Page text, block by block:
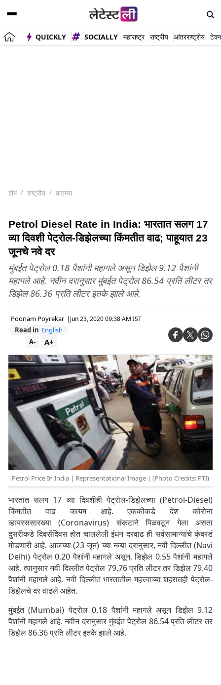
QUICKLY SOCIALLY महाराष्ट्र राष्ट्रीय आंतरराष्ट्रीय
होम राष्ट्रीय बातम्या
Petrol Diesel Rate in India: भारतात सलग 17
व्या दिवशी पेट्रोल-डिझेलच्या किंमतीत वाढ; पाहूयात 23
जूनचे नवे दर
मुंबईत पेट्रोल 0.18 पैशांनी महागले असून डिझेल 9.12 पैशांनी
महागले आहे. नवीन दरानुसार मुंबईत पेट्रोल 86.54 प्रति लीटर तर
डिझेल 86.36 प्रति लीटर इतके झाले आहे.
Poonam Poyrekar | Jun 23, 2020 09:38 AM IST
Read in English
A+
A-
Petrol Price In India | Representational Image | (Photo Credits: PTI)
भारतात सलग 17 व्या दिवशीही पेट्रोल-डिझेलच्या (Petrol-Diesel)
किंमतीत वाढ कायम आहे. एककीकडे देश कोरोना
व्हायरससारख्या (Coronavirus) संकटाने पिळवटून गेला असता
दुसरीकडे दिवसेंदिवस होत चाललेली इंधन दरवाढ ही सर्वसामान्यांचे कंबरडं
मोडणारी आहे. आजच्या (23 जून) च्या नव्या दरानुसार, नवी दिल्लीत (Navi
Delhi) पेट्रोल 0.20 पैशांनी महागले असून, डिझेल 0.55 पैशांनी महागले
आहे. त्यानुसार नवी दिल्लीत पेट्रोल 79.76 प्रति लीटर तर डिझेल 79.40
पैशांनी महागले आहे. नवी दिल्लीत भारतातील महत्त्वाच्या शहरातही पेट्रोल-
डिझेलचे दर वाढले आहेत.
मुंबईत (Mumbai) पेट्रोल 0.18 पैशांनी महागले असून डिझेल 9.12
पैशांनी महागले आहे. नवीन दरानुसार मुंबईत पेट्रोल 86.54 प्रति लीटर तर
डिझेल 86.36 प्रति लीटर इतके झाले आहे.